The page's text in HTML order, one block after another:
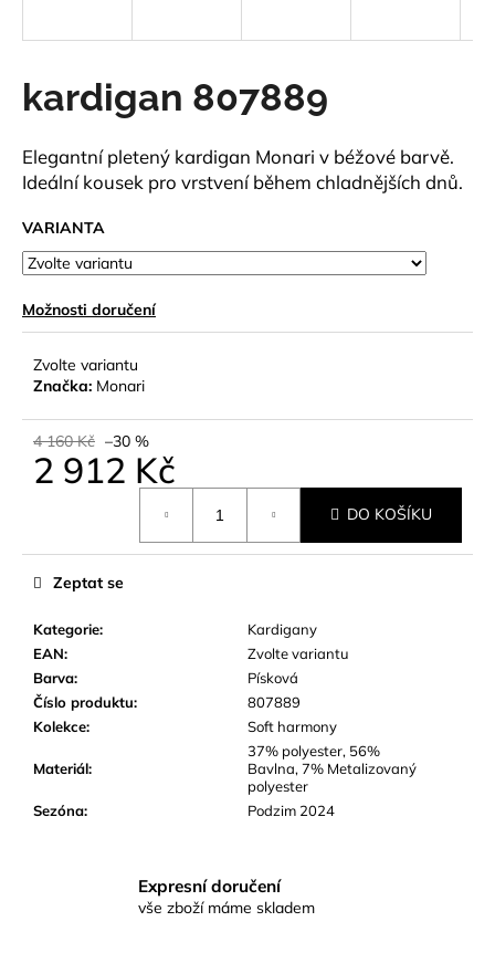
kardigan 807889
Elegantní pletený kardigan Monari v béžové barvě.
Ideální kousek pro vrstvení během chladnějších dnů.
VARIANTA
Možnosti doručení
Zvolte variantu
Značka: Monari
4 160 Kč –30 %
2 912 Kč
DO KOŠÍKU
Kategorie:
Kardigany
EAN:
Zvolte variantu
Barva:
Písková
Číslo produktu:
807889
Kolekce: Soft harmony
Materiál:
37% polyester, 56%
Bavlna, 7% Metalizovaný
polyester
Sezóna: Podzim 2024
Zeptat se
Expresní doručení
vše zboží máme skladem
í
t
?
HLEDAT
D
o
o
j
e
m
e